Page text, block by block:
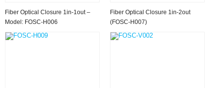
Fiber Optical Closure 1in-1out –
Model: FOSC-H006
Fiber Optical Closure 1in-2out
(FOSC-H007)